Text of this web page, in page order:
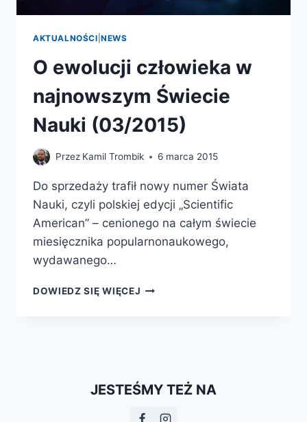
AKTUALNOŚCI |NEWS
O ewolucji człowieka w
najnowszym Świecie
Nauki (03/2015)
Przez Kamil Trombik 6 marca 2015
Do sprzedaży trafił nowy numer Świata
Nauki, czyli polskiej edycji „Scientific
American” – cenionego na całym świecie
miesięcznika popularnonaukowego,
wydawanego…
DOWIEDZ SIĘ WIĘCEJ O
(03/2015)
JESTEŚMY TEŻ NA